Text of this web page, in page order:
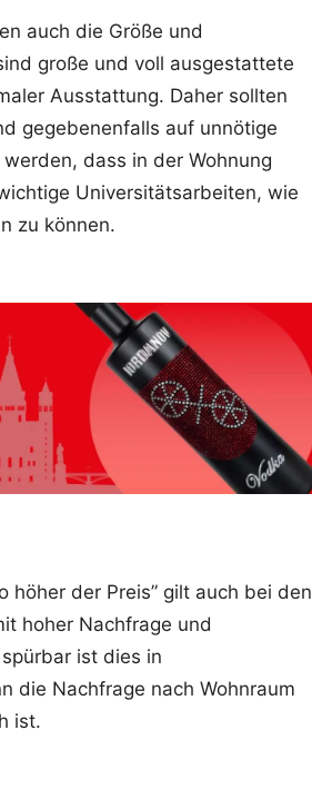
auch die Größe und
große und voll ausgestattete
Ausstattung. Daher sollten
gegebenenfalls auf unnötige
dass in der Wohnung
Universitätsarbeiten, wie
zu können.
höher der Preis” gilt auch bei den
hoher Nachfrage und
ist dies in
die Nachfrage nach Wohnraum
ist.